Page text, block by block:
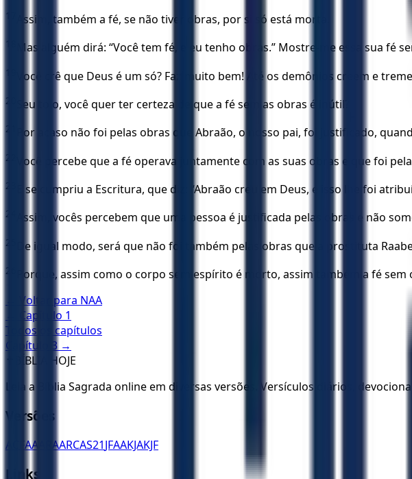
17 Assim, também a fé, se não tiver obras, por si só está morta.
18 Mas alguém dirá: “Você tem fé, e eu tenho obras.” Mostre-me essa sua fé
19 Você crê que Deus é um só? Faz muito bem! Até os demônios creem e
20 Seu tolo, você quer ter certeza de que a fé sem as obras é inútil?
21 Por acaso não foi pelas obras que Abraão, o nosso pai, foi justificado,
22 Você percebe que a fé operava juntamente com as suas obras e que foi
23 E se cumpriu a Escritura, que diz: “Abraão creu em Deus, e isso lhe foi
24 Assim, vocês percebem que uma pessoa é justificada pelas obras e não
25 De igual modo, será que não foi também pelas obras que a prostituta
26
Porque, assim como o corpo sem espírito é morto, assim também a fé sem
← Voltar para NAA
← Capítulo 1
Todos os capítulos
Capítulo
3 →
BÍBLIA HOJE
Leia a Bíblia Sagrada online em diversas versões. Versículos diários,
Versões
ACFAA ARAARCAS21JFAAKJAKJF
Links